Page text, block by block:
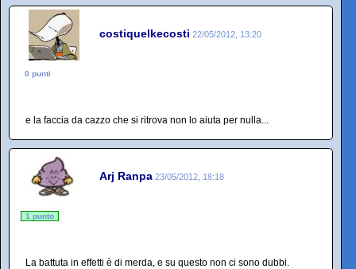
costiquelkecosti 22/05/2012, 13:20
0 punti
e la faccia da cazzo che si ritrova non lo aiuta per nulla...
Arj Ranpa 23/05/2012, 18:18
1 punto
La battuta in effetti è di merda, e su questo non ci sono dubbi.